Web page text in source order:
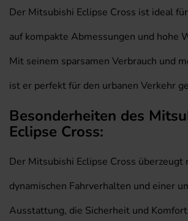
Der Mitsubishi Eclipse Cross ist ideal
auf kompakte Abmessungen und hohe
Mit seinem sparsamen Verbrauch und
ist er perfekt für den urbanen Verkehr
Besonderheiten des
Eclipse Cross:
Der Mitsubishi Eclipse Cross überzeugt
dynamischen Fahrverhalten und einer
Ausstattung, die Sicherheit und